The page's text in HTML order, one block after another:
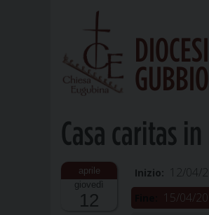
GUBBIO
Casa caritas
giovedì
12
Inizio: 12/04/
15/04/